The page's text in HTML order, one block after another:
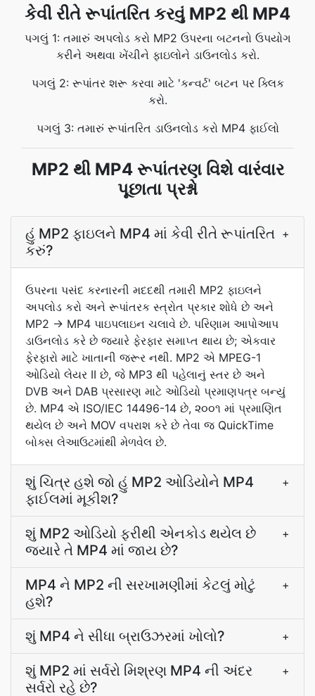
કેવી રીતે રૂપાંતરિત કરવું MP2 થી MP4
પગલું 1: તમારું અપલોડ કરો MP2 ઉપરના બટનનો ઉપયોગ
કરીને અથવા ખેંચીને ફાઇલોને ડાઉનલોડ કરો.
પગલું 2: રૂપાંતર શરૂ કરવા માટે 'કન્વર્ટ' બટન પર ક્લિક
કરો.
પગલું 3: તમારું રૂપાંતરિત ડાઉનલોડ કરો MP4 ફાઈલો
MP2 થી MP4 રૂપાંતરણ વિશે વારંવાર
પૂછાતા પ્રશ્નો
હું MP2 ફાઇલને MP4 માં કેવી રીતે રૂપાંતરિત
કરું?
+
ઉપરના પસંદ કરનારની મદદથી તમારી MP2 ફાઇલને
અપલોડ કરો અને રૂપાંતરક સ્ત્રોત પ્રકાર શોધે છે અને
MP2 → MP4 પાઇપલાઇન ચલાવે છે. પરિણામ આપોઆપ
ડાઉનલોડ કરે છે જ્યારે ફેરફાર સમાપ્ત થાય છે; એકવાર
ફેરફારો માટે ખાતાની જરૂર નથી. MP2 એ MPEG-1
ઓડિયો લેયર II છે, જે MP3 થી પહેલાનું સ્તર છે અને
DVB અને DAB પ્રસારણ માટે ઓડિયો પ્રમાણપત્ર બન્યું
છે. MP4 એ ISO/IEC 14496-14 છે, ૨૦૦૧ માં પ્રમાણિત
થયેલ છે અને MOV વપરાશ કરે છે તેવા જ QuickTime
બોક્સ લેઆઉટમાંથી મેળવેલ છે.
શું ચિત્ર હશે જો હું MP2 ઓડિયોને MP4
ફાઈલમાં મૂકીશ?
+
શું MP2 ઓડિયો ફરીથી એનકોડ થયેલ છે
જ્યારે તે MP4 માં જાય છે?
+
MP4 ને MP2 ની સરખામણીમાં કેટલું મોટું
હશે?
+
શું MP4 ને સીધા બ્રાઉઝરમાં ખોલો? +
શું MP2 માં સર્વરો મિશ્રણ MP4 ની અંદર
સર્વરો રહે છે?
+